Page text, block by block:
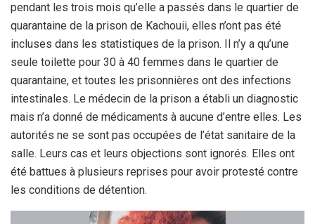
pendant les trois mois qu’elle a passés dans le quartier de
quarantaine de la prison de Kachouii, elles n’ont pas été
incluses dans les statistiques de la prison. Il n’y a qu’une
seule toilette pour 30 à 40 femmes dans le quartier de
quarantaine, et toutes les prisonnières ont des infections
intestinales. Le médecin de la prison a établi un diagnostic
mais n’a donné de médicaments à aucune d’entre elles. Les
autorités ne se sont pas occupées de l’état sanitaire de la
salle. Leurs cas et leurs objections sont ignorés. Elles ont
été battues à plusieurs reprises pour avoir protesté contre
les conditions de détention.